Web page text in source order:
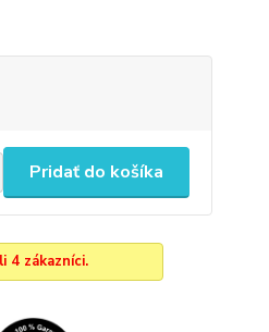
Pridať do košíka
4 zákazníci.